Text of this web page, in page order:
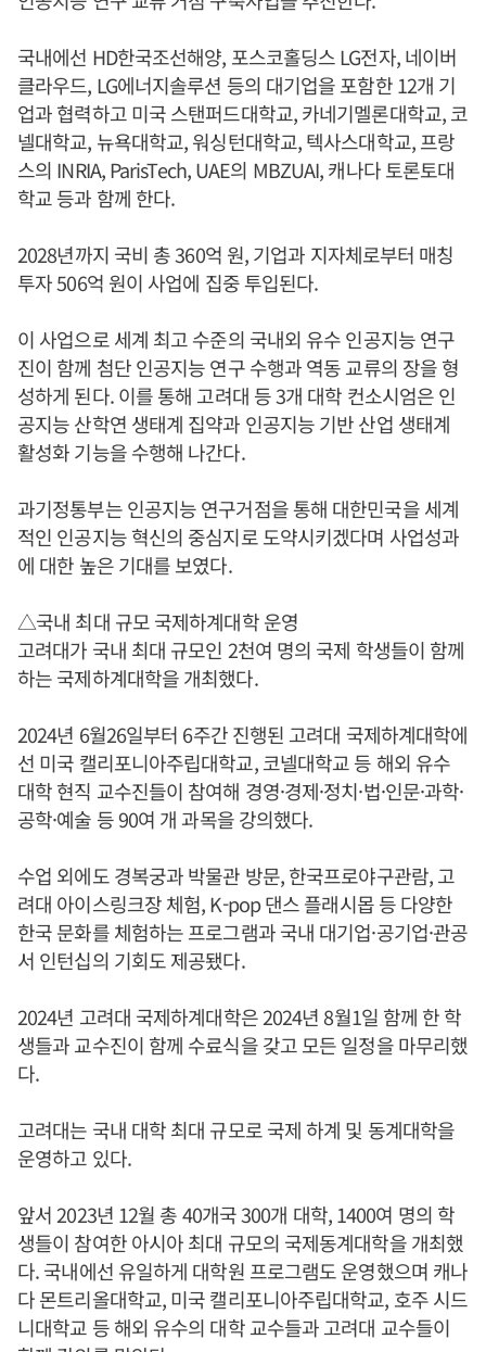
국내에선 HD한국조선해양, 포스코홀딩스 LG전자, 네이버
클라우드, LG에너지솔루션 등의 대기업을 포함한 12개 기
업과 협력하고 미국 스탠퍼드대학교, 카네기멜론대학교, 코
넬대학교, 뉴욕대학교, 워싱턴대학교, 텍사스대학교, 프랑
스의 INRIA, ParisTech, UAE의 MBZUAI, 캐나다 토론토대
학교 등과 함께 한다.
2028년까지 국비 총 360억 원, 기업과 지자체로부터 매칭
투자 506억 원이 사업에 집중 투입된다.
이 사업으로 세계 최고 수준의 국내외 유수 인공지능 연구
진이 함께 첨단 인공지능 연구 수행과 역동 교류의 장을 형
성하게 된다. 이를 통해 고려대 등 3개 대학 컨소시엄은 인
공지능 산학연 생태계 집약과 인공지능 기반 산업 생태계
활성화 기능을 수행해 나간다.
과기정통부는 인공지능 연구거점을 통해 대한민국을 세계
적인 인공지능 혁신의 중심지로 도약시키겠다며 사업성과
에 대한 높은 기대를 보였다.
△국내 최대 규모 국제하계대학 운영
고려대가 국내 최대 규모인 2천여 명의 국제 학생들이 함께
하는 국제하계대학을 개최했다.
2024년 6월26일부터 6주간 진행된 고려대 국제하계대학에
선 미국 캘리포니아주립대학교, 코넬대학교 등 해외 유수
대학 현직 교수진들이 참여해 경영·경제·정치·법·인문·과학·
공학·예술 등 90여 개 과목을 강의했다.
수업 외에도 경복궁과 박물관 방문, 한국프로야구관람, 고
려대 아이스링크장 체험, K-pop 댄스 플래시몹 등 다양한
한국 문화를 체험하는 프로그램과 국내 대기업·공기업·관공
서 인턴십의 기회도 제공됐다.
2024년 고려대 국제하계대학은 2024년 8월1일 함께 한 학
생들과 교수진이 함께 수료식을 갖고 모든 일정을 마무리했
다.
고려대는 국내 대학 최대 규모로 국제 하계 및 동계대학을
운영하고 있다.
앞서 2023년 12월 총 40개국 300개 대학, 1400여 명의 학
생들이 참여한 아시아 최대 규모의 국제동계대학을 개최했
다. 국내에선 유일하게 대학원 프로그램도 운영했으며 캐나
다 몬트리올대학교, 미국 캘리포니아주립대학교, 호주 시드
니대학교 등 해외 유수의 대학 교수들과 고려대 교수들이